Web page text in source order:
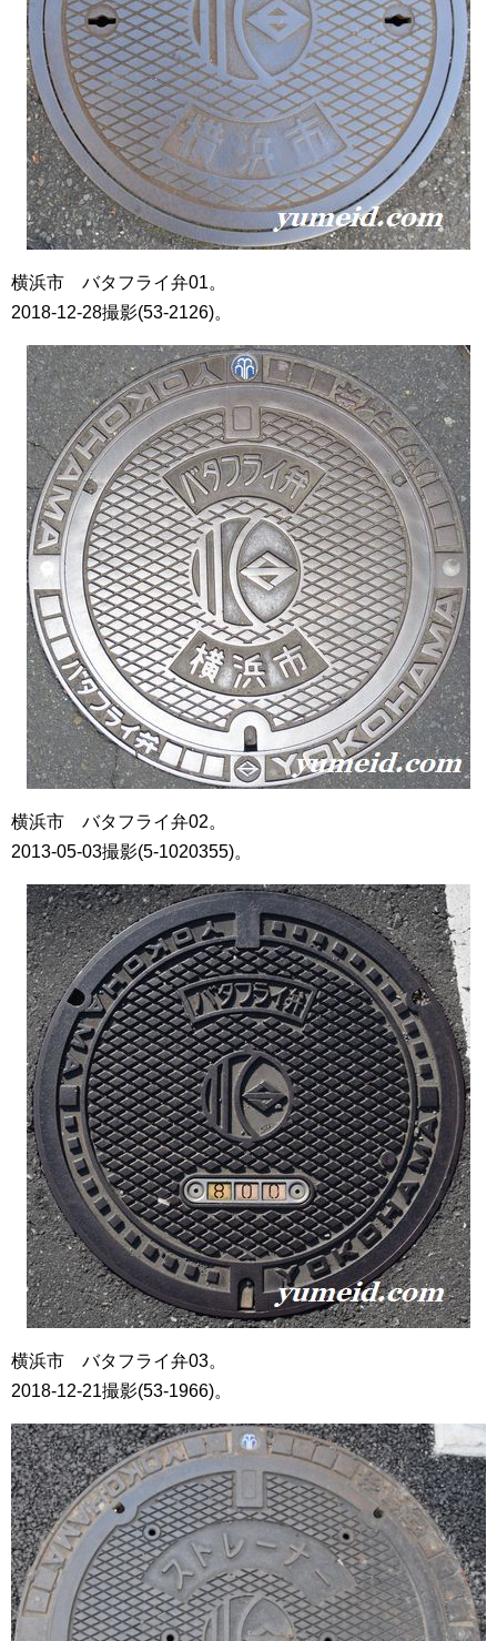
横浜市 バタフライ弁01。
2018-12-28撮影(53-2126)。
横浜市 バタフライ弁02。
2013-05-03撮影(5-1020355)。
横浜市 バタフライ弁03。
2018-12-21撮影(53-1966)。